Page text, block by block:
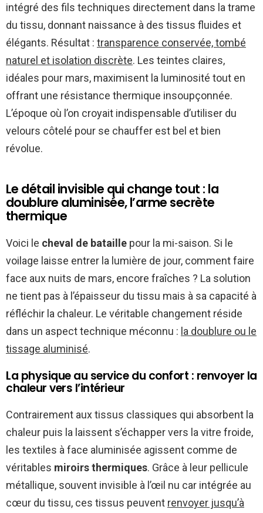
intégré des fils techniques directement dans la trame
du tissu, donnant naissance à des tissus fluides et
élégants. Résultat : transparence conservée, tombé
naturel et isolation discrète. Les teintes claires,
idéales pour mars, maximisent la luminosité tout en
offrant une résistance thermique insoupçonnée.
L’époque où l’on croyait indispensable d’utiliser du
velours côtelé pour se chauffer est bel et bien
révolue.
Le détail invisible qui change tout : la
doublure aluminisée, l’arme secrète
thermique
Voici le cheval de bataille pour la mi-saison. Si le
voilage laisse entrer la lumière de jour, comment faire
face aux nuits de mars, encore fraîches ? La solution
ne tient pas à l’épaisseur du tissu mais à sa capacité à
réfléchir la chaleur. Le véritable changement réside
dans un aspect technique méconnu : la doublure ou le
tissage aluminisé.
La physique au service du confort : renvoyer la
chaleur vers l’intérieur
Contrairement aux tissus classiques qui absorbent la
chaleur puis la laissent s’échapper vers la vitre froide,
les textiles à face aluminisée agissent comme de
véritables miroirs thermiques. Grâce à leur pellicule
métallique, souvent invisible à l’œil nu car intégrée au
cœur du tissu, ces tissus peuvent renvoyer jusqu’à